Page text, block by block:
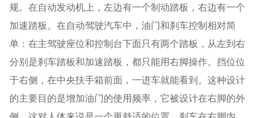
规。在自动发动机上，左边有一个制动踏板，右边有一个
加速踏板。在自动驾驶汽车中，油门和刹车控制相对简
单：在主驾驶座位和控制台下面只有两个踏板，从左到右
分别是刹车踏板和加速踏板，都只能用右脚操作。挡位位
于右侧，在中央扶手箱前面，一进车就能看到。这种设计
的主要目的是增加油门的使用频率，它被设计在右脚的外